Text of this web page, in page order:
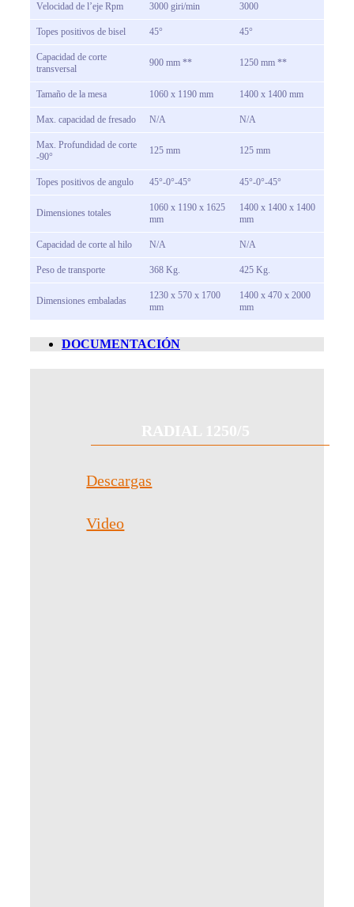
Velocidad de l’eje Rpm 3000 giri/min 3000
Topes positivos de bisel 45° 45°
Capacidad de corte
transversal
900 mm ** 1250 mm **
Tamaño de la mesa 1060 x 1190 mm 1400 x 1400 mm
Max. capacidad de fresado N/A N/A
Max. Profundidad de corte
-90°
125 mm 125 mm
Topes positivos de angulo 45°-0°-45° 45°-0°-45°
Dimensiones totales
1060 x 1190 x 1625
mm
1400 x 1400 x 1400
mm
Capacidad de corte al hilo N/A N/A
Peso de transporte 368 Kg. 425 Kg.
Dimensiones embaladas
1230 x 570 x 1700
mm
1400 x 470 x 2000
mm
DOCUMENTACIÓN
Descargas
Video